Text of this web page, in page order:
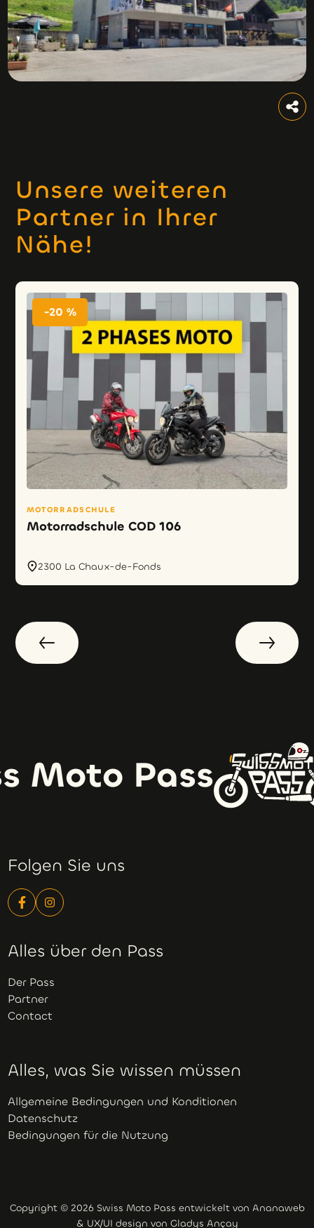
Unsere weiteren
Partner in Ihrer
Nähe!
-20 %
MOTORRADSCHULE
Motorradschule COD 106
2300 La Chaux-de-Fonds
Moto Pass
Folgen Sie uns
Alles über den Pass
Der Pass
Partner
Contact
Alles, was Sie wissen müssen
Allgemeine Bedingungen und Konditionen
Datenschutz
Bedingungen für die Nutzung
Copyright © 2026 Swiss Moto Pass entwickelt von Ananaweb
& UX/UI design von Gladys Ançay